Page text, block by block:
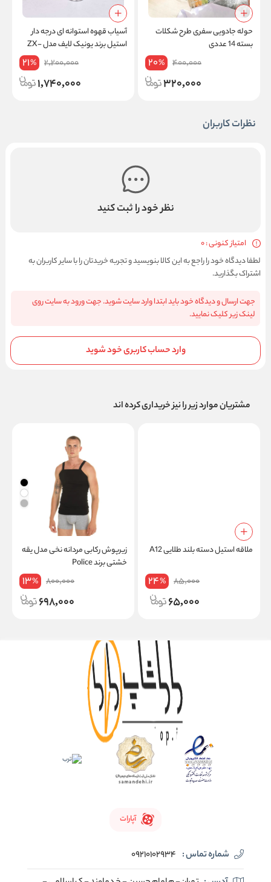
حوله جادویی سفری طرح شکلات
بسته 14 عددی
400,000
20%
320,000
آسیاب قهوه استوانه ای درجه دار
استیل برند یونیک لایف مدل ZX-
2,200,000
21%
1,740,000
نظرات کاربران
نظر خود را ثبت کنید
امتیاز کنونی : 0
لطفا دیدگاه خود را راجع به این کالا بنویسید و تجربه خریدتان را با سایر کاربران به
اشتراک بگذارید.
جهت ارسال و دیدگاه خود باید ابتدا وارد سایت شوید. جهت ورود به سایت روی
لینک زیر کلیک نمایید.
وارد حساب کاربری خود شوید
مشتریان موارد زیر را نیز خریداری کرده اند
ملاقه استیل دسته بلند طلایی A12
85,000
24%
65,000
زیرپوش رکابی مردانه نخی مدل یقه
خشتی برند Police
800,000
13%
698,000
آپارات
شماره تماس : 09210102934